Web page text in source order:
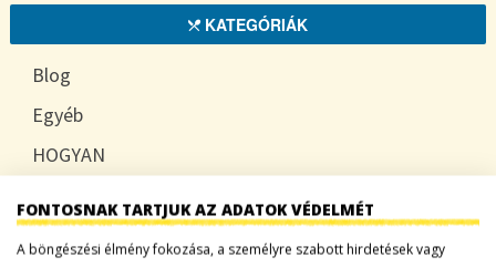
KATEGÓRIÁK
Blog
Egyéb
HOGYAN
FONTOSNAK TARTJUK AZ ADATOK VÉDELMÉT
A böngészési élmény fokozása, a személyre szabott hirdetések vagy